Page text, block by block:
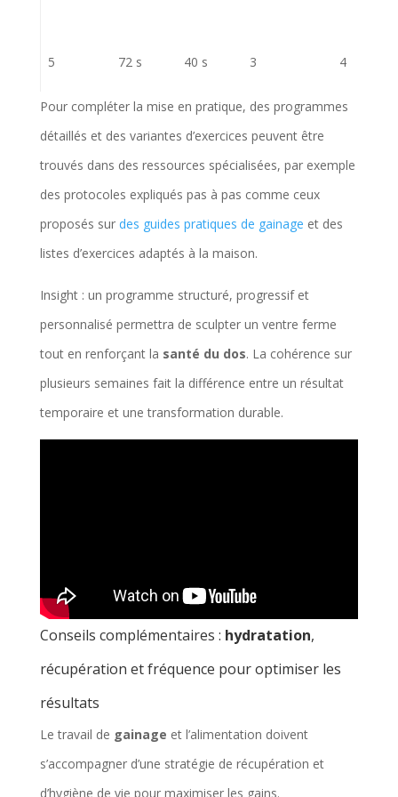
5 72 s 40 s 3 4
45 s
8 96 s 55 s 3
Pour compléter la mise en pratique, des programmes
détaillés et des variantes d’exercices peuvent être
trouvés dans des ressources spécialisées, par exemple
des protocoles expliqués pas à pas comme ceux
proposés sur des guides pratiques de gainage et des
listes d’exercices adaptés à la maison.
Insight : un programme structuré, progressif et
personnalisé permettra de sculpter un ventre ferme
tout en renforçant la santé du dos. La cohérence sur
plusieurs semaines fait la différence entre un résultat
temporaire et une transformation durable.
Conseils complémentaires : hydratation,
récupération et fréquence pour optimiser les
résultats
Le travail de gainage et l’alimentation doivent
s’accompagner d’une stratégie de récupération et
d’hygiène de vie pour maximiser les gains.